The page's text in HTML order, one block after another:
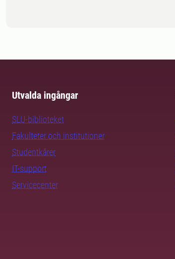
Utvalda ingångar
SLU-biblioteket
Fakulteter och institutioner
Studentkårer
IT-support
Servicecenter